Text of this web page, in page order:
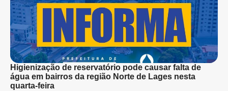
Higienização de reservatório pode causar falta de
água em bairros da região Norte de Lages nesta
quarta-feira